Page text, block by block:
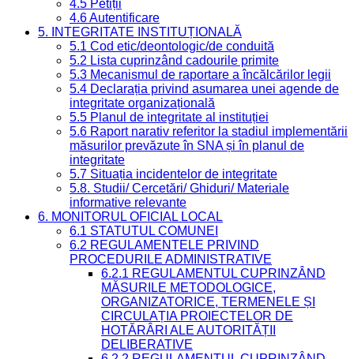
4.5 Petiții
4.6 Autentificare
5. INTEGRITATE INSTITUȚIONALĂ
5.1 Cod etic/deontologic/de conduită
5.2 Lista cuprinzând cadourile primite
5.3 Mecanismul de raportare a încălcărilor legii
5.4 Declarația privind asumarea unei agende de
integritate organizațională
5.5 Planul de integritate al instituției
5.6 Raport narativ referitor la stadiul implementării
măsurilor prevăzute în SNA și în planul de
integritate
5.7 Situația incidentelor de integritate
5.8. Studii/ Cercetări/ Ghiduri/ Materiale
informative relevante
6. MONITORUL OFICIAL LOCAL
6.1 STATUTUL COMUNEI
6.2 REGULAMENTELE PRIVIND
PROCEDURILE ADMINISTRATIVE
6.2.1 REGULAMENTUL CUPRINZÂND
MĂSURILE METODOLOGICE,
ORGANIZATORICE, TERMENELE ȘI
CIRCULAȚIA PROIECTELOR DE
HOTĂRÂRI ALE AUTORITĂȚII
DELIBERATIVE